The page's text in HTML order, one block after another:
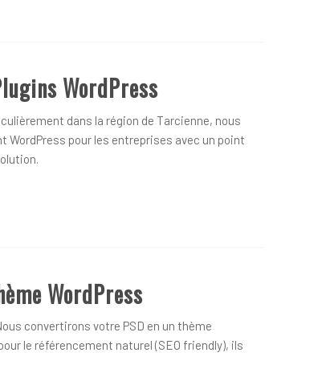
WordPress
dans la région de Tarcienne, nous
WordPress pour les entreprises avec un point
WordPress
convertirons votre PSD en un thème
le référencement naturel (SEO friendly), ils